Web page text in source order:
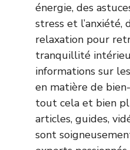
énergie, des
stress et l’anxiété,
relaxation pour
tranquillité
informations sur
en matière de
tout cela et bien
articles, guides,
sont